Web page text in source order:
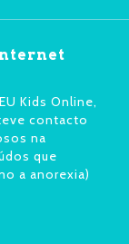
Kids Online,
contacto
na
que
a anorexia)